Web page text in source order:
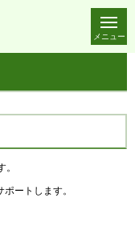
メニュー
ートします。